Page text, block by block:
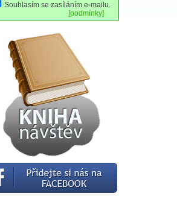
Souhlasím se zasíláním e-mailu.
[podmínky]